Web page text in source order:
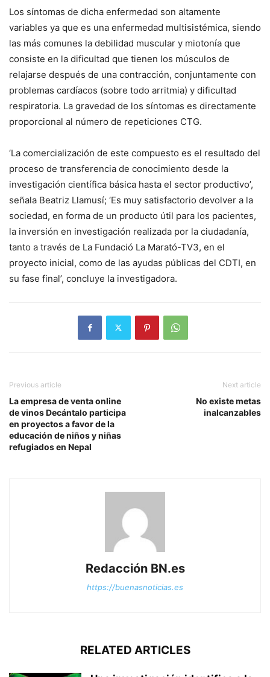
Los síntomas de dicha enfermedad son altamente
variables ya que es una enfermedad multisistémica, siendo
las más comunes la debilidad muscular y miotonía que
consiste en la dificultad que tienen los músculos de
relajarse después de una contracción, conjuntamente con
problemas cardíacos (sobre todo arritmia) y dificultad
respiratoria. La gravedad de los síntomas es directamente
proporcional al número de repeticiones CTG.
‘La comercialización de este compuesto es el resultado del
proceso de transferencia de conocimiento desde la
investigación científica básica hasta el sector productivo’,
señala Beatriz Llamusí; ‘Es muy satisfactorio devolver a la
sociedad, en forma de un producto útil para los pacientes,
la inversión en investigación realizada por la ciudadanía,
tanto a través de La Fundació La Marató-TV3, en el
proyecto inicial, como de las ayudas públicas del CDTI, en
su fase final’, concluye la investigadora.
Previous article
La empresa de venta online
de vinos Decántalo participa
en proyectos a favor de la
educación de niños y niñas
refugiados en Nepal
Next article
No existe metas
inalcanzables
Redacción BN.es
https://buenasnoticias.es
RELATED ARTICLES